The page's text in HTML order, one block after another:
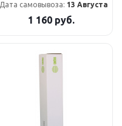
Дата самовывоза: 13 Августа
1 160 руб.